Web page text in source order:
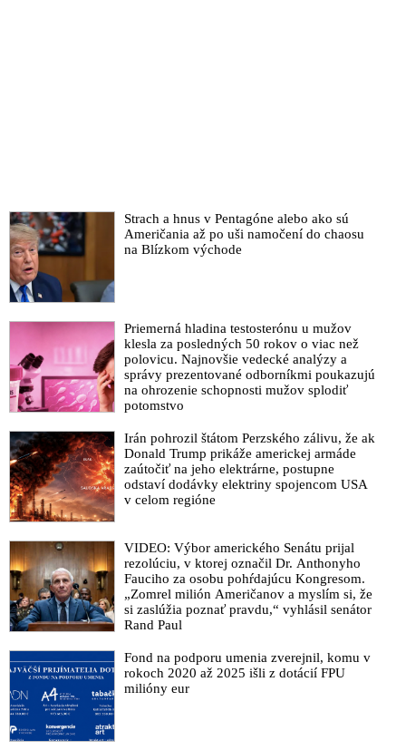
Strach a hnus v Pentagóne alebo ako sú
Američania až po uši namočení do chaosu
na Blízkom východe
Priemerná hladina testosterónu u mužov
klesla za posledných 50 rokov o viac než
polovicu. Najnovšie vedecké analýzy a
správy prezentované odborníkmi poukazujú
na ohrozenie schopnosti mužov splodiť
potomstvo
Irán pohrozil štátom Perzského zálivu, že ak
Donald Trump prikáže americkej armáde
zaútočiť na jeho elektrárne, postupne
odstaví dodávky elektriny spojencom USA
v celom regióne
VIDEO: Výbor amerického Senátu prijal
rezolúciu, v ktorej označil Dr. Anthonyho
Fauciho za osobu pohŕdajúcu Kongresom.
„Zomrel milión Američanov a myslím si, že
si zaslúžia poznať pravdu,“ vyhlásil senátor
Rand Paul
Fond na podporu umenia zverejnil, komu v
rokoch 2020 až 2025 išli z dotácií FPU
milióny eur